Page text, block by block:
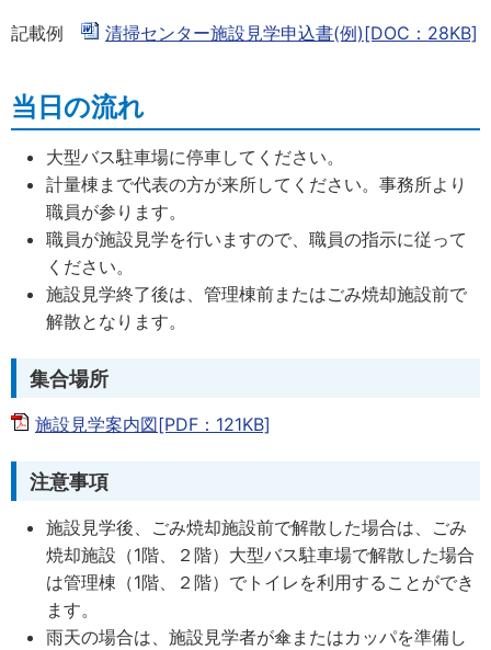
記載例 清掃センター施設見学申込書(例)[DOC：28KB]
当日の流れ
大型バス駐車場に停車してください。
計量棟まで代表の方が来所してください。事務所より
職員が参ります。
職員が施設見学を行いますので、職員の指示に従って
ください。
施設見学終了後は、管理棟前またはごみ焼却施設前で
解散となります。
集合場所
施設見学案内図[PDF：121KB]
注意事項
施設見学後、ごみ焼却施設前で解散した場合は、ごみ
焼却施設（1階、２階）大型バス駐車場で解散した場合
は管理棟（1階、２階）でトイレを利用することができ
ます。
雨天の場合は、施設見学者が傘またはカッパを準備し